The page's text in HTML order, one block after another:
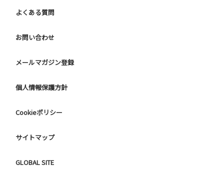
よくある質問
お問い合わせ
メールマガジン登録
個人情報保護方針
Cookieポリシー
サイトマップ
GLOBAL SITE